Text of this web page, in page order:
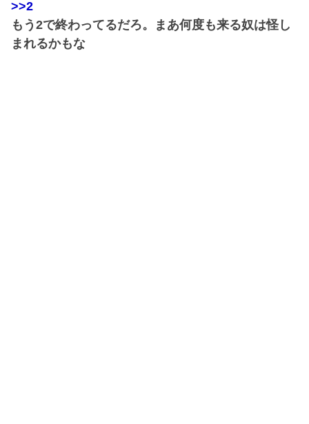
>>2
もう2で終わってるだろ。まあ何度も来る奴は怪し
まれるかもな